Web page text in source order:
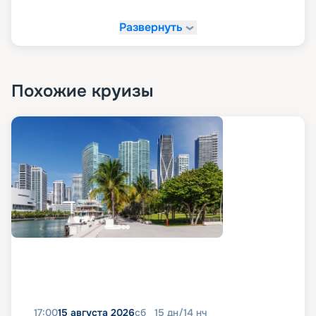
джакузи, гидромассажные ванны;
особое пространство Ocean Wellness: спа и
фитнес зоны с авторскими процедурами по
зонами релаксации, а также швейцарская
тренировки на лайнере возможны групповые
и индивидуальные, а также вы можете
заниматься фитнесом в сьюте с наборами
Technogym Kit.
шопинг-галерея The Journey с тщательно
отобранными коллекциями различных брендов;
художественная галерея d’Arte, в которую
также представлены частные коллекции гравюр
мастеров поп-арта Энди Уорхола и Роя
Развернуть
Похожие круизы
17:0015 августа 2026сб 15 дн/14 нч